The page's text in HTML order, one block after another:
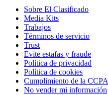
Sobre El Clasificado
Media Kits
Trabajos
Términos de servicio
Trust
Evite estafas y fraude
Política de privacidad
Política de cookies
Cumplimiento de la CCPA
No vender mi información